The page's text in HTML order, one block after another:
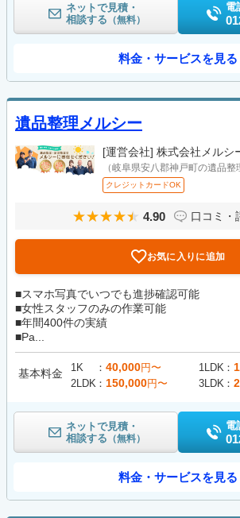
ネットで見積・
相談する （無料）
電
料金・サービスを見る
遺品整理メルシー
[運営会社] 株式会社メルシ
（岐阜県安八郡神戸町の遺品整
クレジットカードOK
4.90 口コミ・
お気に入りに追加
■スマホ写真でいつでも進捗確認可能
■女性スタッフのみの作業可能
■年間400件の実績
■Pa...
基本料金 1K 40,000円〜 1LDK
2LDK
150,000円〜 3LDK
ネットで見積・
相談する （無料）
電
料金・サービスを見る